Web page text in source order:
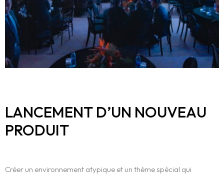
L’expérience
Centres d’Expertises
LANCEMENT D’UN NOUVEAU
PRODUIT
Créer un environnement atypique et un thème spécial qui